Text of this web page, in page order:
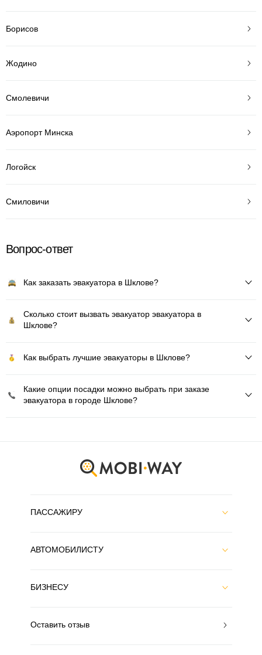
Борисов
Жодино
Смолевичи
Аэропорт Минска
Логойск
Смиловичи
Вопрос-ответ
Как заказать эвакуатора в Шклове?
Сколько стоит вызвать эвакуатор эвакуатора в
Шклове?
Как выбрать лучшие эвакуаторы в Шклове?
Какие опции посадки можно выбрать при заказе
эвакуатора в городе Шклове?
ПАССАЖИРУ
АВТОМОБИЛИСТУ
БИЗНЕСУ
Оставить отзыв